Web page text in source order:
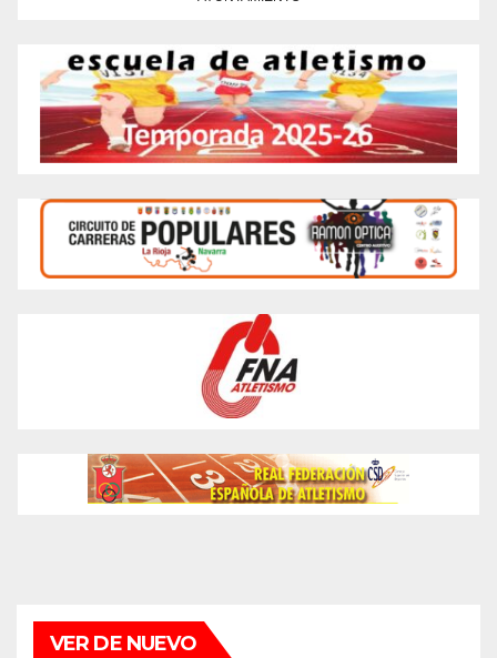
VER DE NUEVO